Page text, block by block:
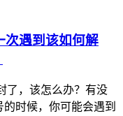
遇到该如何解
了，该怎么办？有没
时候，你可能会遇到